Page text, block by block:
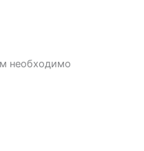
необходимо